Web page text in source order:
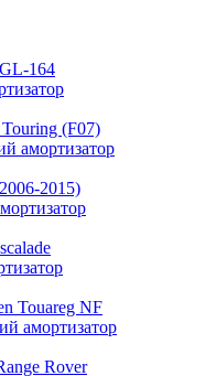
амортизатор
амортизатор